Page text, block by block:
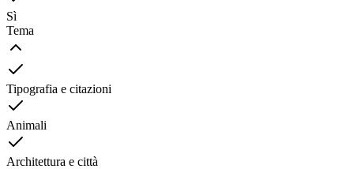
Sì
Tema
Tipografia e citazioni
Animali
Architettura e città